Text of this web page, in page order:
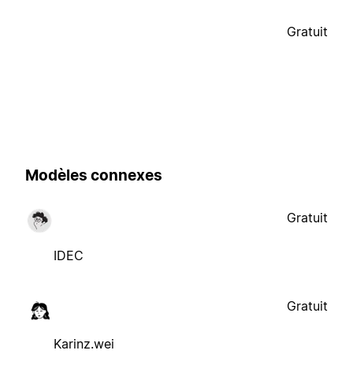
Gratuit
Modèles connexes
IDEC
Gratuit
Karinz.wei
Gratuit